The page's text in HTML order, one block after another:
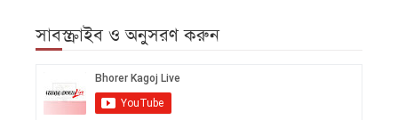
সাবস্ক্রাইব ও অনুসরণ করুন